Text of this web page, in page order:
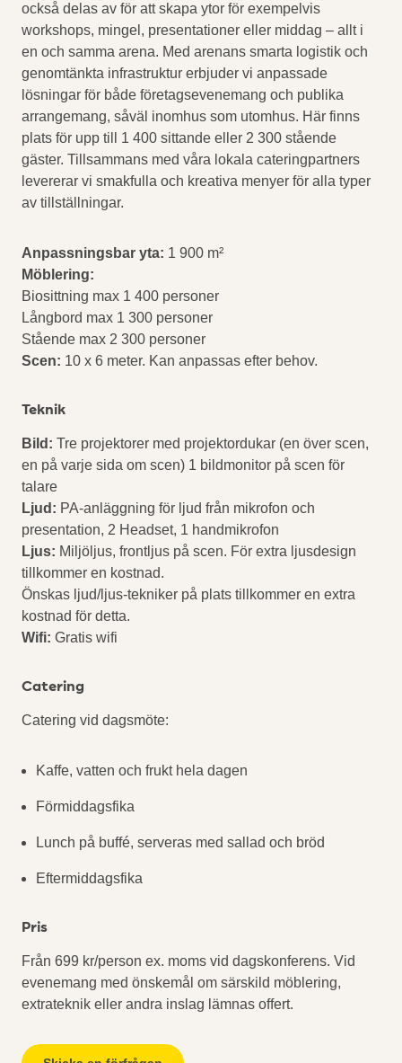
också delas av för att skapa ytor för exempelvis
workshops, mingel, presentationer eller middag – allt i
en och samma arena. Med arenans smarta logistik och
genomtänkta infrastruktur erbjuder vi anpassade
lösningar för både företagsevenemang och publika
arrangemang, såväl inomhus som utomhus. Här finns
plats för upp till 1 400 sittande eller 2 300 stående
gäster. Tillsammans med våra lokala cateringpartners
levererar vi smakfulla och kreativa menyer för alla typer
av tillställningar.
Anpassningsbar yta: 1 900 m²
Möblering:
Biosittning max 1 400 personer
Långbord max 1 300 personer
Stående max 2 300 personer
Scen: 10 x 6 meter. Kan anpassas efter behov.
Teknik
Bild: Tre projektorer med projektordukar (en över scen,
en på varje sida om scen) 1 bildmonitor på scen för
talare
Ljud: PA-anläggning för ljud från mikrofon och
presentation, 2 Headset, 1 handmikrofon
Ljus: Miljöljus, frontljus på scen. För extra ljusdesign
tillkommer en kostnad.
Önskas ljud/ljus-tekniker på plats tillkommer en extra
kostnad för detta.
Wifi: Gratis wifi
Catering
Catering vid dagsmöte:
Kaffe, vatten och frukt hela dagen
Förmiddagsfika
Lunch på buffé, serveras med sallad och bröd
Eftermiddagsfika
Pris
Från 699 kr/person ex. moms vid dagskonferens. Vid
evenemang med önskemål om särskild möblering,
extrateknik eller andra inslag lämnas offert.